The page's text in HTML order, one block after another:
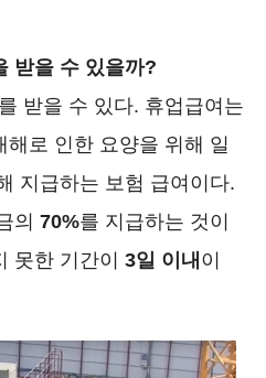
받을 수 있을까?
받을 수 있다. 휴업급여는
로 인한 요양을 위해 일
지급하는 보험 급여이다.
의 70%를 지급하는 것이
못한 기간이
3일 이내 이